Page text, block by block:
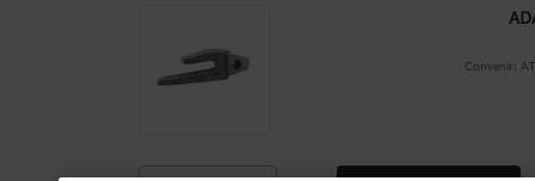
Convenir: